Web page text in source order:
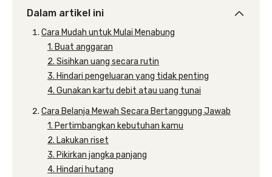
Dalam artikel ini
Cara Mudah untuk Mulai Menabung
1. Buat anggaran
2. Sisihkan uang secara rutin
3. Hindari pengeluaran yang tidak penting
4. Gunakan kartu debit atau uang tunai
Cara Belanja Mewah Secara Bertanggung Jawab
1. Pertimbangkan kebutuhan kamu
2. Lakukan riset
3. Pikirkan jangka panjang
4. Hindari hutang